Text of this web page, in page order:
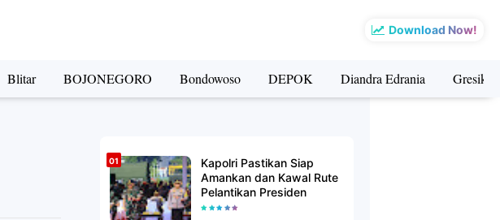
Download Now!
Blitar BOJONEGORO Bondowoso DEPOK Diandra Edrania Gresik
Kapolri Pastikan Siap
Amankan dan Kawal Rute
Pelantikan Presiden